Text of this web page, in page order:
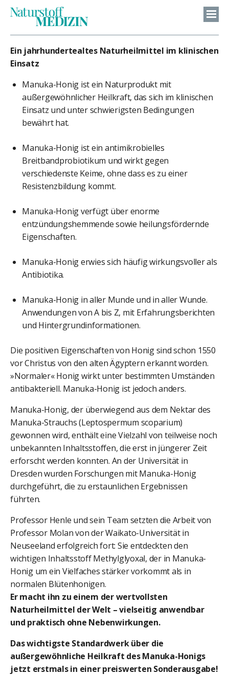
Ein jahrhundertealtes Naturheilmittel im klinischen
Einsatz
Manuka-Honig ist ein Naturprodukt mit
außergewöhnlicher Heilkraft, das sich im klinischen
Einsatz und unter schwierigsten Bedingungen
bewährt hat.
Manuka-Honig ist ein antimikrobielles
Breitbandprobiotikum und wirkt gegen
verschiedenste Keime, ohne dass es zu einer
Resistenzbildung kommt.
Manuka-Honig verfügt über enorme
entzündungshemmende sowie heilungsfördernde
Eigenschaften.
Manuka-Honig erwies sich häufig wirkungsvoller als
Antibiotika.
Manuka-Honig in aller Munde und in aller Wunde.
Anwendungen von A bis Z, mit Erfahrungsberichten
und Hintergrundinformationen.
Die positiven Eigenschaften von Honig sind schon 1550
vor Christus von den alten Ägyptern erkannt worden.
»Normaler« Honig wirkt unter bestimmten Umständen
antibakteriell. Manuka-Honig ist jedoch anders.
Manuka-Honig, der überwiegend aus dem Nektar des
Manuka-Strauchs (Leptospermum scoparium)
gewonnen wird, enthält eine Vielzahl von teilweise noch
unbekannten Inhaltsstoffen, die erst in jüngerer Zeit
erforscht werden konnten. An der Universität in
Dresden wurden Forschungen mit Manuka-Honig
durchgeführt, die zu erstaunlichen Ergebnissen
führten.
Professor Henle und sein Team setzten die Arbeit von
Professor Molan von der Waikato-Universität in
Neuseeland erfolgreich fort: Sie entdeckten den
wichtigen Inhaltsstoff Methylglyoxal, der in Manuka-
Honig um ein Vielfaches stärker vorkommt als in
normalen Blütenhonigen.
Er macht ihn zu einem der wertvollsten
Naturheilmittel der Welt – vielseitig anwendbar
und praktisch ohne Nebenwirkungen.
Das wichtigste Standardwerk über die
außergewöhnliche Heilkraft des Manuka-Honigs
jetzt erstmals in einer preiswerten Sonderausgabe!